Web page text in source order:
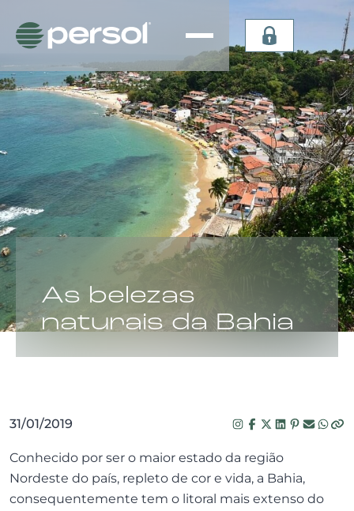
Persiana
Vertical
Sheer
Persiana
Vertical
Double
Vision
Persiana
Lummia
Plissada
Celular
Celular de
Teto
Verticel
Dual Sky
Light
As belezas
naturais da Bahia
31/01/2019
Conhecido por ser o maior estado da região
Nordeste do país, repleto de cor e vida, a Bahia,
consequentemente tem o litoral mais extenso do